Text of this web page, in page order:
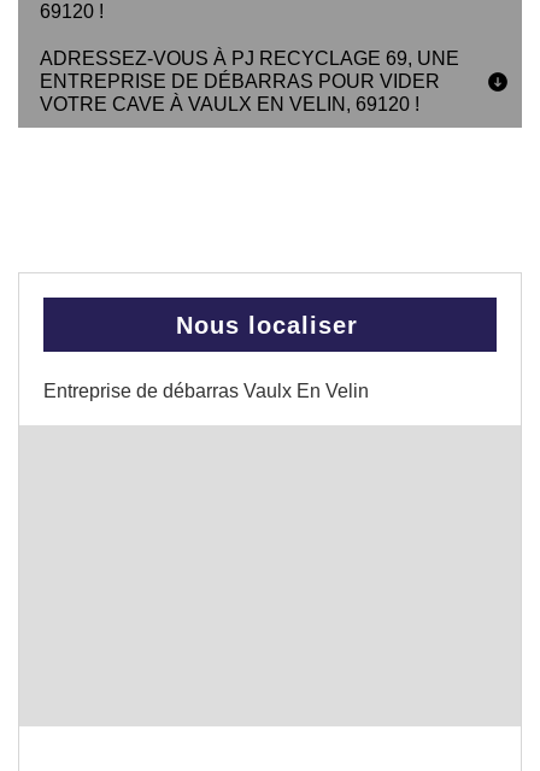
69120 !
ADRESSEZ-VOUS À PJ RECYCLAGE 69, UNE
ENTREPRISE DE DÉBARRAS POUR VIDER
VOTRE CAVE À VAULX EN VELIN, 69120 !
Nous localiser
Entreprise de débarras Vaulx En Velin